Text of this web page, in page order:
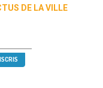
DE LA VILLE